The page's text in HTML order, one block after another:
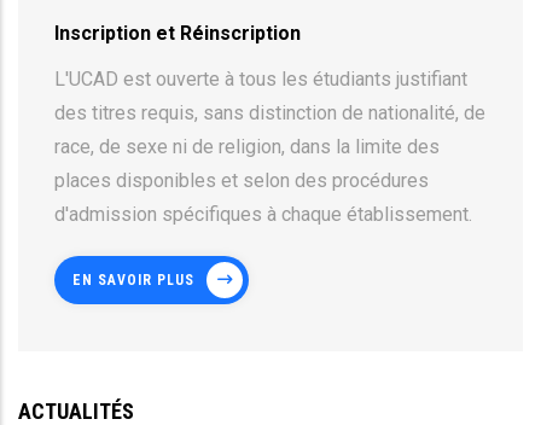
Inscription et Réinscription
L'UCAD est ouverte à tous les étudiants justifiant
des titres requis, sans distinction de nationalité, de
race, de sexe ni de religion, dans la limite des
places disponibles et selon des procédures
d'admission spécifiques à chaque établissement.
EN SAVOIR PLUS
ACTUALITÉS